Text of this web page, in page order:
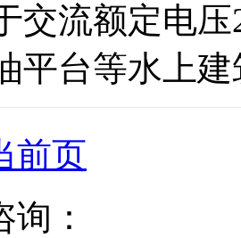
交流额定电
平台等水上
前页
：